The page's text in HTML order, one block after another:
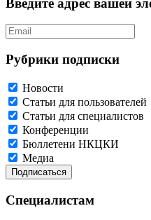
Введите адрес вашей
Рубрики подписки
Новости
Статьи для пользователей
Статьи для специалистов
Конференции
Бюллетени НКЦКИ
Медиа
Специалистам